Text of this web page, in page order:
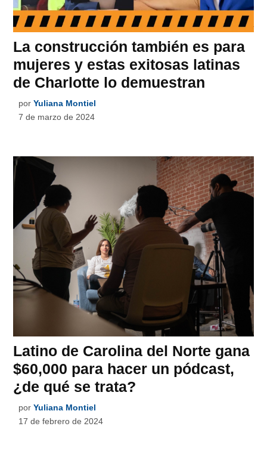
La construcción también es para
mujeres y estas exitosas latinas
de Charlotte lo demuestran
por Yuliana Montiel
7 de marzo de 2024
Latino de Carolina del Norte gana
$60,000 para hacer un pódcast,
¿de qué se trata?
por Yuliana Montiel
17 de febrero de 2024